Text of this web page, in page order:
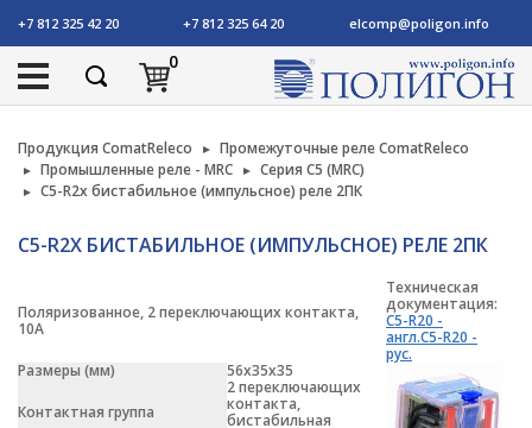
+7 812 325 42 20 +7 812 325 64 20 elcomp@poligon.info
0
Продукция ComatReleco
Промежуточные реле ComatReleco
Промышленные реле - MRC
Серия C5 (MRC)
C5-R2x бистабильное (импульсное) реле 2ПК
C5-R2X БИСТАБИЛЬНОЕ (ИМПУЛЬСНОЕ) РЕЛЕ 2ПК
Поляризованное, 2 переключающих контакта,
10А
Техническая
документация:
C5-R20 -
англ.C5-R20 -
рус.
Размеры (мм)
56x35х35
Контактная группа
2 переключающих
контакта,
бистабильная